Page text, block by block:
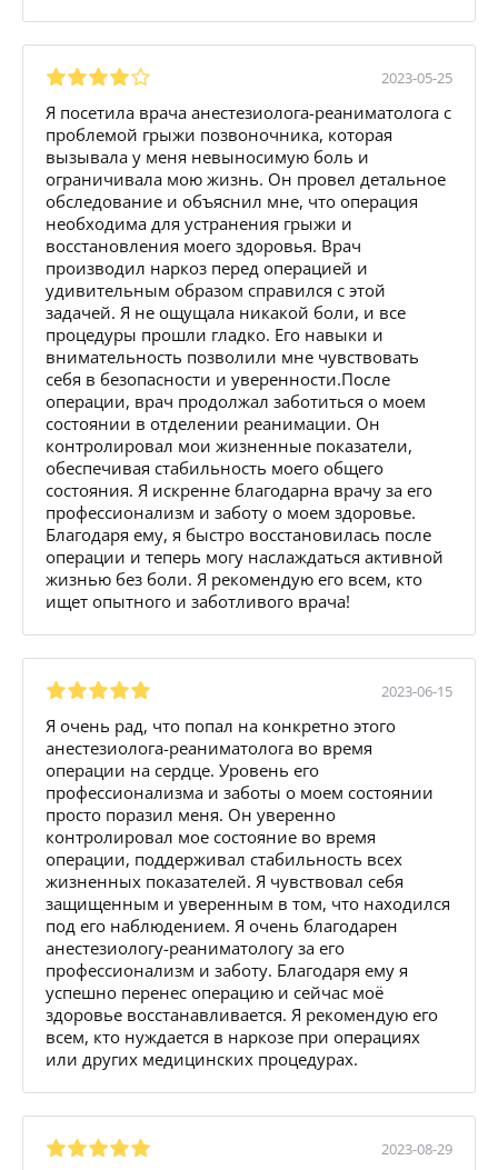
2023-05-25
Я посетила врача анестезиолога-реаниматолога с
проблемой грыжи позвоночника, которая
вызывала у меня невыносимую боль и
ограничивала мою жизнь. Он провел детальное
обследование и объяснил мне, что операция
необходима для устранения грыжи и
восстановления моего здоровья. Врач
производил наркоз перед операцией и
удивительным образом справился с этой
задачей. Я не ощущала никакой боли, и все
процедуры прошли гладко. Его навыки и
внимательность позволили мне чувствовать
себя в безопасности и уверенности.После
операции, врач продолжал заботиться о моем
состоянии в отделении реанимации. Он
контролировал мои жизненные показатели,
обеспечивая стабильность моего общего
состояния. Я искренне благодарна врачу за его
профессионализм и заботу о моем здоровье.
Благодаря ему, я быстро восстановилась после
операции и теперь могу наслаждаться активной
жизнью без боли. Я рекомендую его всем, кто
ищет опытного и заботливого врача!
2023-06-15
Я очень рад, что попал на конкретно этого
анестезиолога-реаниматолога во время
операции на сердце. Уровень его
профессионализма и заботы о моем состоянии
просто поразил меня. Он уверенно
контролировал мое состояние во время
операции, поддерживал стабильность всех
жизненных показателей. Я чувствовал себя
защищенным и уверенным в том, что находился
под его наблюдением. Я очень благодарен
анестезиологу-реаниматологу за его
профессионализм и заботу. Благодаря ему я
успешно перенес операцию и сейчас моё
здоровье восстанавливается. Я рекомендую его
всем, кто нуждается в наркозе при операциях
или других медицинских процедурах.
2023-08-29